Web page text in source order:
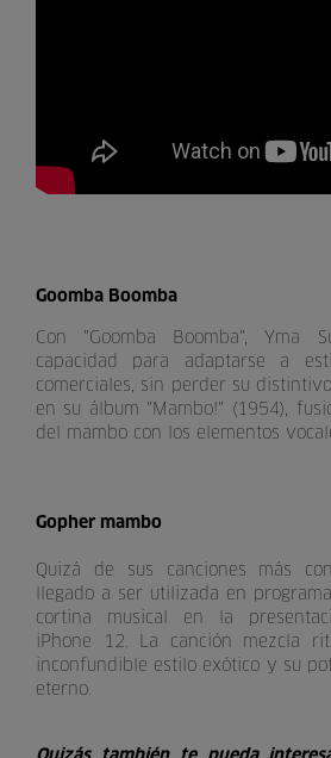
Goomba Boomba
Con "Goomba Boomba", Yma
capacidad para adaptarse a
comerciales, sin perder su
en su álbum "Mambo!" (1954),
del mambo con los elementos
Gopher mambo
Quizá de sus canciones más
llegado a ser utilizada en
cortina musical en la
iPhone 12. La canción mezcla
inconfundible estilo exótico y su
eterno.